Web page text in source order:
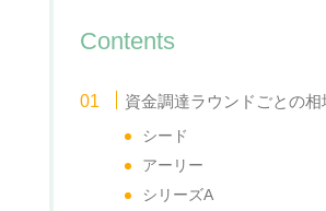
Contents
資金調達ラウンドごとの相
シード
アーリー
シリーズA